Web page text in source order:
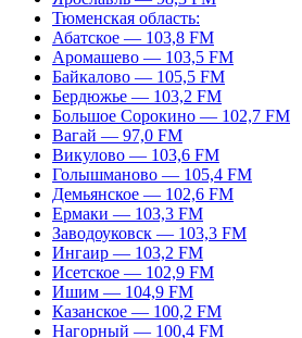
Тюменская область:
Абатское — 103,8 FM
Аромашево — 103,5 FM
Байкалово — 105,5 FM
Бердюжье — 103,2 FM
Большое Сорокино — 102,7 FM
Вагай — 97,0 FM
Викулово — 103,6 FM
Голышманово — 105,4 FM
Демьянское — 102,6 FM
Ермаки — 103,3 FM
Заводоуковск — 103,3 FM
Ингаир — 103,2 FM
Исетское — 102,9 FM
Ишим — 104,9 FM
Казанское — 100,2 FM
Нагорный — 100,4 FM